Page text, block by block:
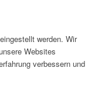
werden. Wir
Websites
verbessern und